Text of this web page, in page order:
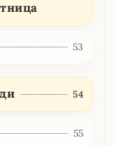
53
54
55